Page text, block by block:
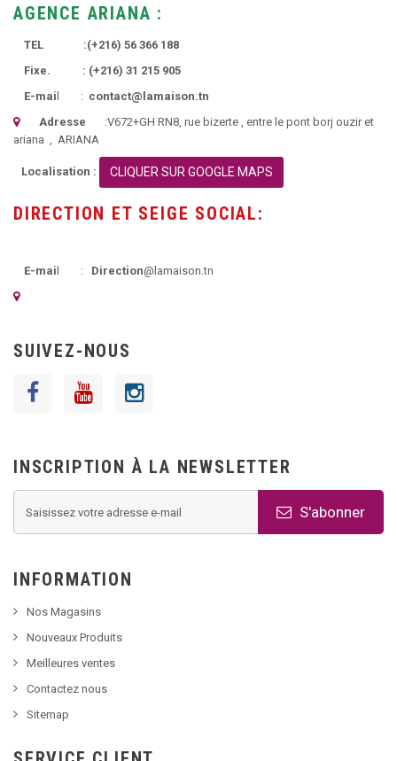
AGENCE ARIANA :
TEL :(+216) 56 366 188
Fixe. : (+216) 31 215 905
E-mai l : contact@lamaison.tn
Adresse :V672+GH RN8, rue bizerte , entre le pont borj ouzir et
ariana , ARIANA
Localisation : CLIQUER SUR GOOGLE MAPS
DIRECTION ET SEIGE SOCIAL:
E-mai l : Direction@lamaison.tn
SUIVEZ-NOUS
INSCRIPTION À LA NEWSLETTER
S'abonner
INFORMATION
Nos Magasins
Nouveaux Produits
Meilleures ventes
Contactez nous
Sitemap